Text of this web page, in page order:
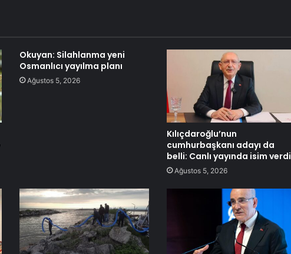
Okuyan: Silahlanma yeni
Osmanlıcı yayılma planı
Ağustos 5, 2026
Kılıçdaroğlu’nun
cumhurbaşkanı adayı da
belli: Canlı yayında isim verdi
Ağustos 5, 2026